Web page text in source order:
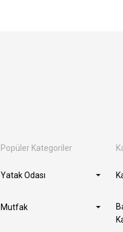
Popüler Kategoriler
Yatak Odası
Mutfak